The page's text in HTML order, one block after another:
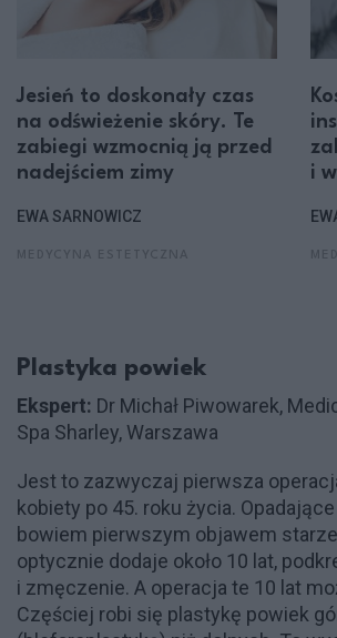
Jesień to doskonały czas
na odświeżenie skóry. Te
zabiegi wzmocnią ją przed
nadejściem zimy
EWA SARNOWICZ
i
Plastyka powiek
Ekspert: Dr Michał Piwowarek,
Spa Sharley, Warszawa
Jest to zazwyczaj pierwsza
kobiety po 45. roku życia.
bowiem pierwszym objawem
optycznie dodaje około 10 lat,
i zmęczenie. A operacja te 10 lat
Częściej robi się plastykę powiek